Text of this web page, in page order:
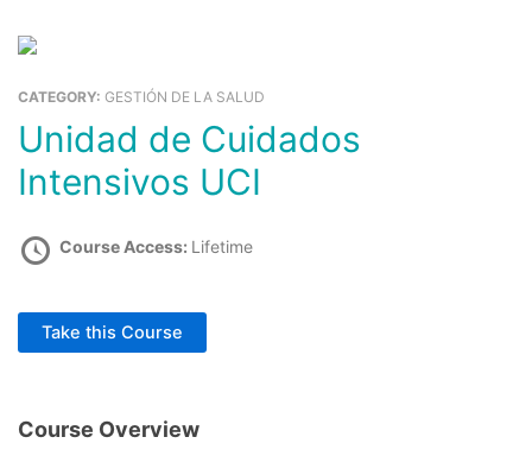
CATEGORY: GESTIÓN DE LA SALUD
Unidad de Cuidados
Intensivos UCI
Course Access: Lifetime
Take this Course
Course Overview